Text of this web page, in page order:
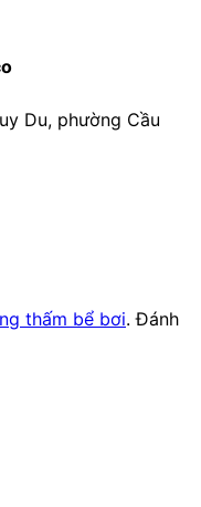
Du, phường Cầu
thấm bể bơi. Đánh